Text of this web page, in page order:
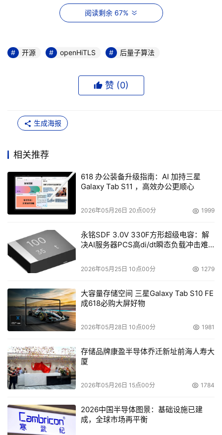
加速多项式乘法运算，使得通信双方可以高效地生成共享密
钥，可以用于安全的密钥协商场景，轻量级实现可以适配资
● ML-DSA（原 CRYSTALS -Dilithium）是由NIST标准化
学问题进行构造，采用 Fiat-Shamir with Aborts 范式，具
源受限设备。
● SLH-DSA（原SPHINCS+）是NIST后量子密码标准中的
过分层Merkle树、一次性签名技术等实现无状态签名，无
需维护密钥状态，彻底规避密钥重用风险。SLH-DSA以高
安全性为核心特色，不同于格密码签名依赖于数学困难问题
使用。
openHiTLS从 功能正确性、
度提供算法实现 高质量保障
作为由西安电子科技大学、山东大学、上海交通大学及华为
等13家产学研机构共同发起的开源密码根社区，
openHiTLS始终致力于推动密码技术的创新与共享，并提
openHiTLS从功能正确性验证、稳定性保障及异常处理鲁
棒性三个核心维度，确保密码算法实现的高质量交付：
1. 正确性验证：算法向量与交叉测试
社区严格遵循国际密码标准，通过密码算法向量测试确保算
法基础功能的正确性，同时采用
阅读剩余 67%
开源 openHiTLS 后量子算法
赞 (0)
生成海报
相关推荐
618 办公装备升级指南：AI 加持三星
Galaxy Tab S11 ，高效办公更顺心
2026年05月26日 20点00分 1999
永铭SDF 3.0V 330F方形超级电容：解
决AI服务器PCS高di/dt瞬态负载冲击难
2026年05月25日 10点00分 1279
大容量存储空间 三星Galaxy Tab S10 FE
成618必购大屏好物
2026年05月28日 10点00分 1981
存储品牌康盈半导体乔迁新址前海人寿大
厦
2026年05月26日 15点00分 1784
2026中国半导体图景：基础设施已建
成，全球市场再平衡